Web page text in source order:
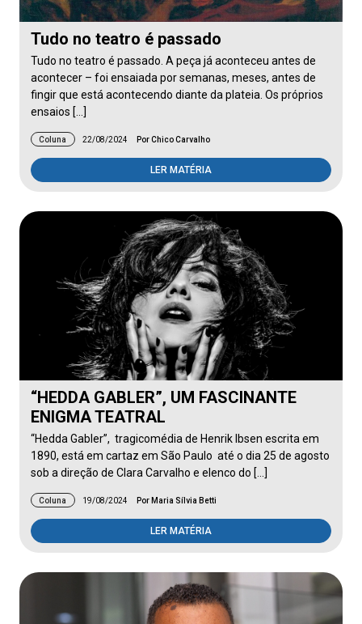
Tudo no teatro é passado
Tudo no teatro é passado. A peça já aconteceu antes de
acontecer – foi ensaiada por semanas, meses, antes de
fingir que está acontecendo diante da plateia. Os próprios
ensaios […]
Coluna 22/08/2024 Por Chico Carvalho
LER MATÉRIA
“HEDDA GABLER”, UM FASCINANTE
ENIGMA TEATRAL
“Hedda Gabler”, tragicomédia de Henrik Ibsen escrita em
1890, está em cartaz em São Paulo até o dia 25 de agosto
sob a direção de Clara Carvalho e elenco do […]
Coluna 19/08/2024 Por Maria Sílvia Betti
LER MATÉRIA